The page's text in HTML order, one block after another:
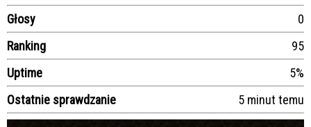
Głosy
0
Ranking
95
Uptime
5%
Ostatnie sprawdzanie
5 minut temu